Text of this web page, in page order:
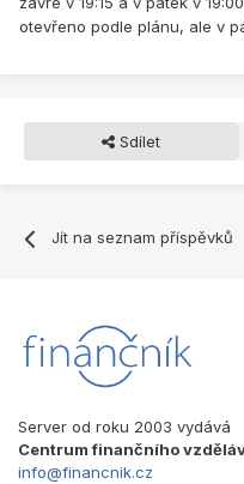
otevřeno podle plánu, ale v
Sdílet
Jít na seznam příspěvků
Server od roku 2003 vydává
Centrum finančního
info@financnik.cz